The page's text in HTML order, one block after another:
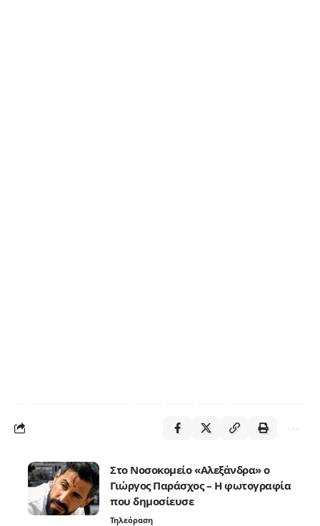
Στο Νοσοκομείο «Αλεξάνδρα» ο
Γιώργος Παράσχος – Η φωτογραφία
που δημοσίευσε
Τηλεόραση